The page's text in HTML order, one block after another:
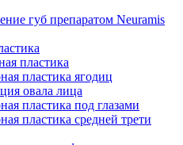
губ препаратом Neuramis
пластика
пластика ягодиц
овала лица
пластика под глазами
пластика средней трети